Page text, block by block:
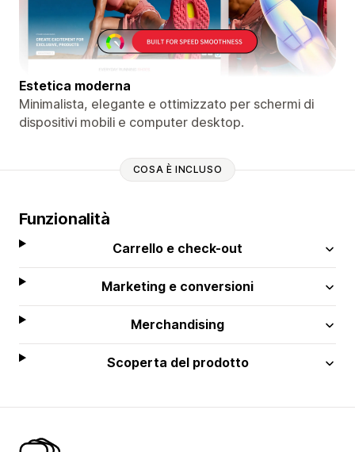
Estetica moderna
Minimalista, elegante e ottimizzato per schermi di
dispositivi mobili e computer desktop.
COSA È INCLUSO
Funzionalità
Carrello e check-out
Marketing e conversioni
Merchandising
Scoperta del prodotto